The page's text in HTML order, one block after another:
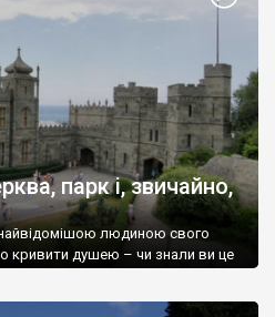
парк і, звичайно,
людиною свого
кривити душею – чи знали ви це